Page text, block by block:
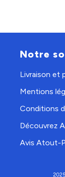
Notre
Livraison et
Mentions
Conditions
Découvrez
Avis Atout-